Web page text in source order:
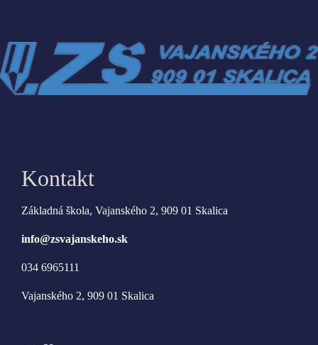
Kontakt
Základná škola, Vajanského 2, 909 01 Skalica
info@zsvajanskeho.sk
034 6965111
Vajanského 2, 909 01 Skalica